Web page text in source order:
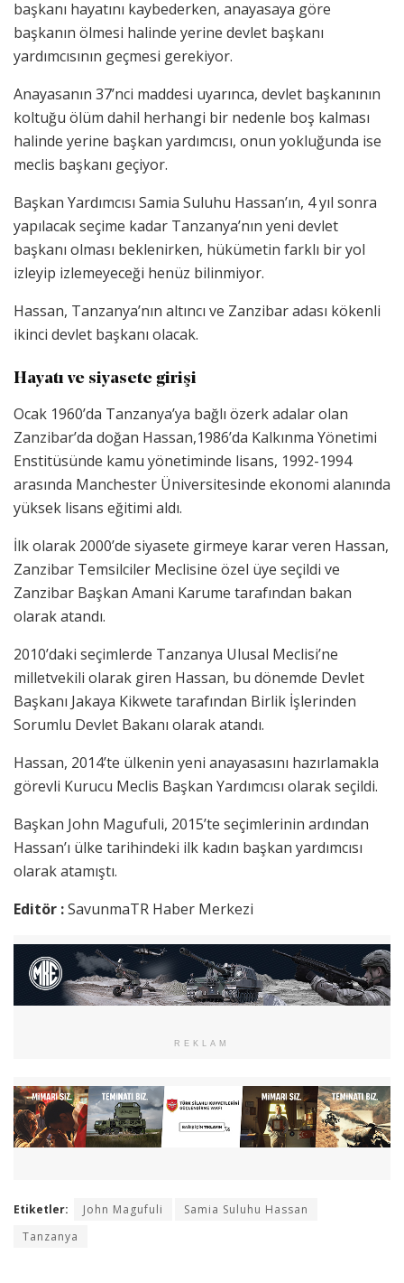
başkanı hayatını kaybederken, anayasaya göre
başkanın ölmesi halinde yerine devlet başkanı
yardımcısının geçmesi gerekiyor.
Anayasanın 37’nci maddesi uyarınca, devlet başkanının
koltuğu ölüm dahil herhangi bir nedenle boş kalması
halinde yerine başkan yardımcısı, onun yokluğunda ise
meclis başkanı geçiyor.
Başkan Yardımcısı Samia Suluhu Hassan’ın, 4 yıl sonra
yapılacak seçime kadar Tanzanya’nın yeni devlet
başkanı olması beklenirken, hükümetin farklı bir yol
izleyip izlemeyeceği henüz bilinmiyor.
Hassan, Tanzanya’nın altıncı ve Zanzibar adası kökenli
ikinci devlet başkanı olacak.
Hayatı ve siyasete girişi
Ocak 1960’da Tanzanya’ya bağlı özerk adalar olan
Zanzibar’da doğan Hassan,1986’da Kalkınma Yönetimi
Enstitüsünde kamu yönetiminde lisans, 1992-1994
arasında Manchester Üniversitesinde ekonomi alanında
yüksek lisans eğitimi aldı.
İlk olarak 2000’de siyasete girmeye karar veren Hassan,
Zanzibar Temsilciler Meclisine özel üye seçildi ve
Zanzibar Başkan Amani Karume tarafından bakan
olarak atandı.
2010’daki seçimlerde Tanzanya Ulusal Meclisi’ne
milletvekili olarak giren Hassan, bu dönemde Devlet
Başkanı Jakaya Kikwete tarafından Birlik İşlerinden
Sorumlu Devlet Bakanı olarak atandı.
Hassan, 2014’te ülkenin yeni anayasasını hazırlamakla
görevli Kurucu Meclis Başkan Yardımcısı olarak seçildi.
Başkan John Magufuli, 2015’te seçimlerinin ardından
Hassan’ı ülke tarihindeki ilk kadın başkan yardımcısı
olarak atamıştı.
Editör :SavunmaTR Haber Merkezi
REKLAM
Etiketler: John Magufuli
Samia Suluhu Hassan
Tanzanya